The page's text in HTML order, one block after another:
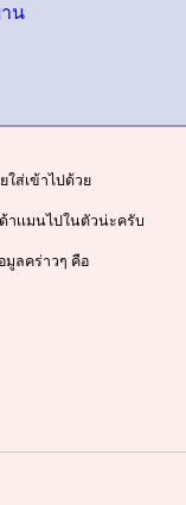
น
ใส่เข้าไปด้วย
าเเมนไปในตัวน่ะครับ
มูลคร่าวๆ คือ